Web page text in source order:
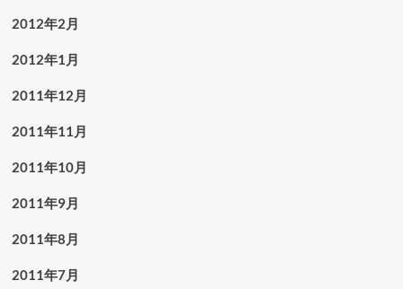
2012年2月
2012年1月
2011年12月
2011年11月
2011年10月
2011年9月
2011年8月
2011年7月